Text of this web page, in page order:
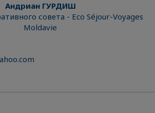
Андриан ГУРДИШ
совета - Eco Séjour-Voyages
Moldavie